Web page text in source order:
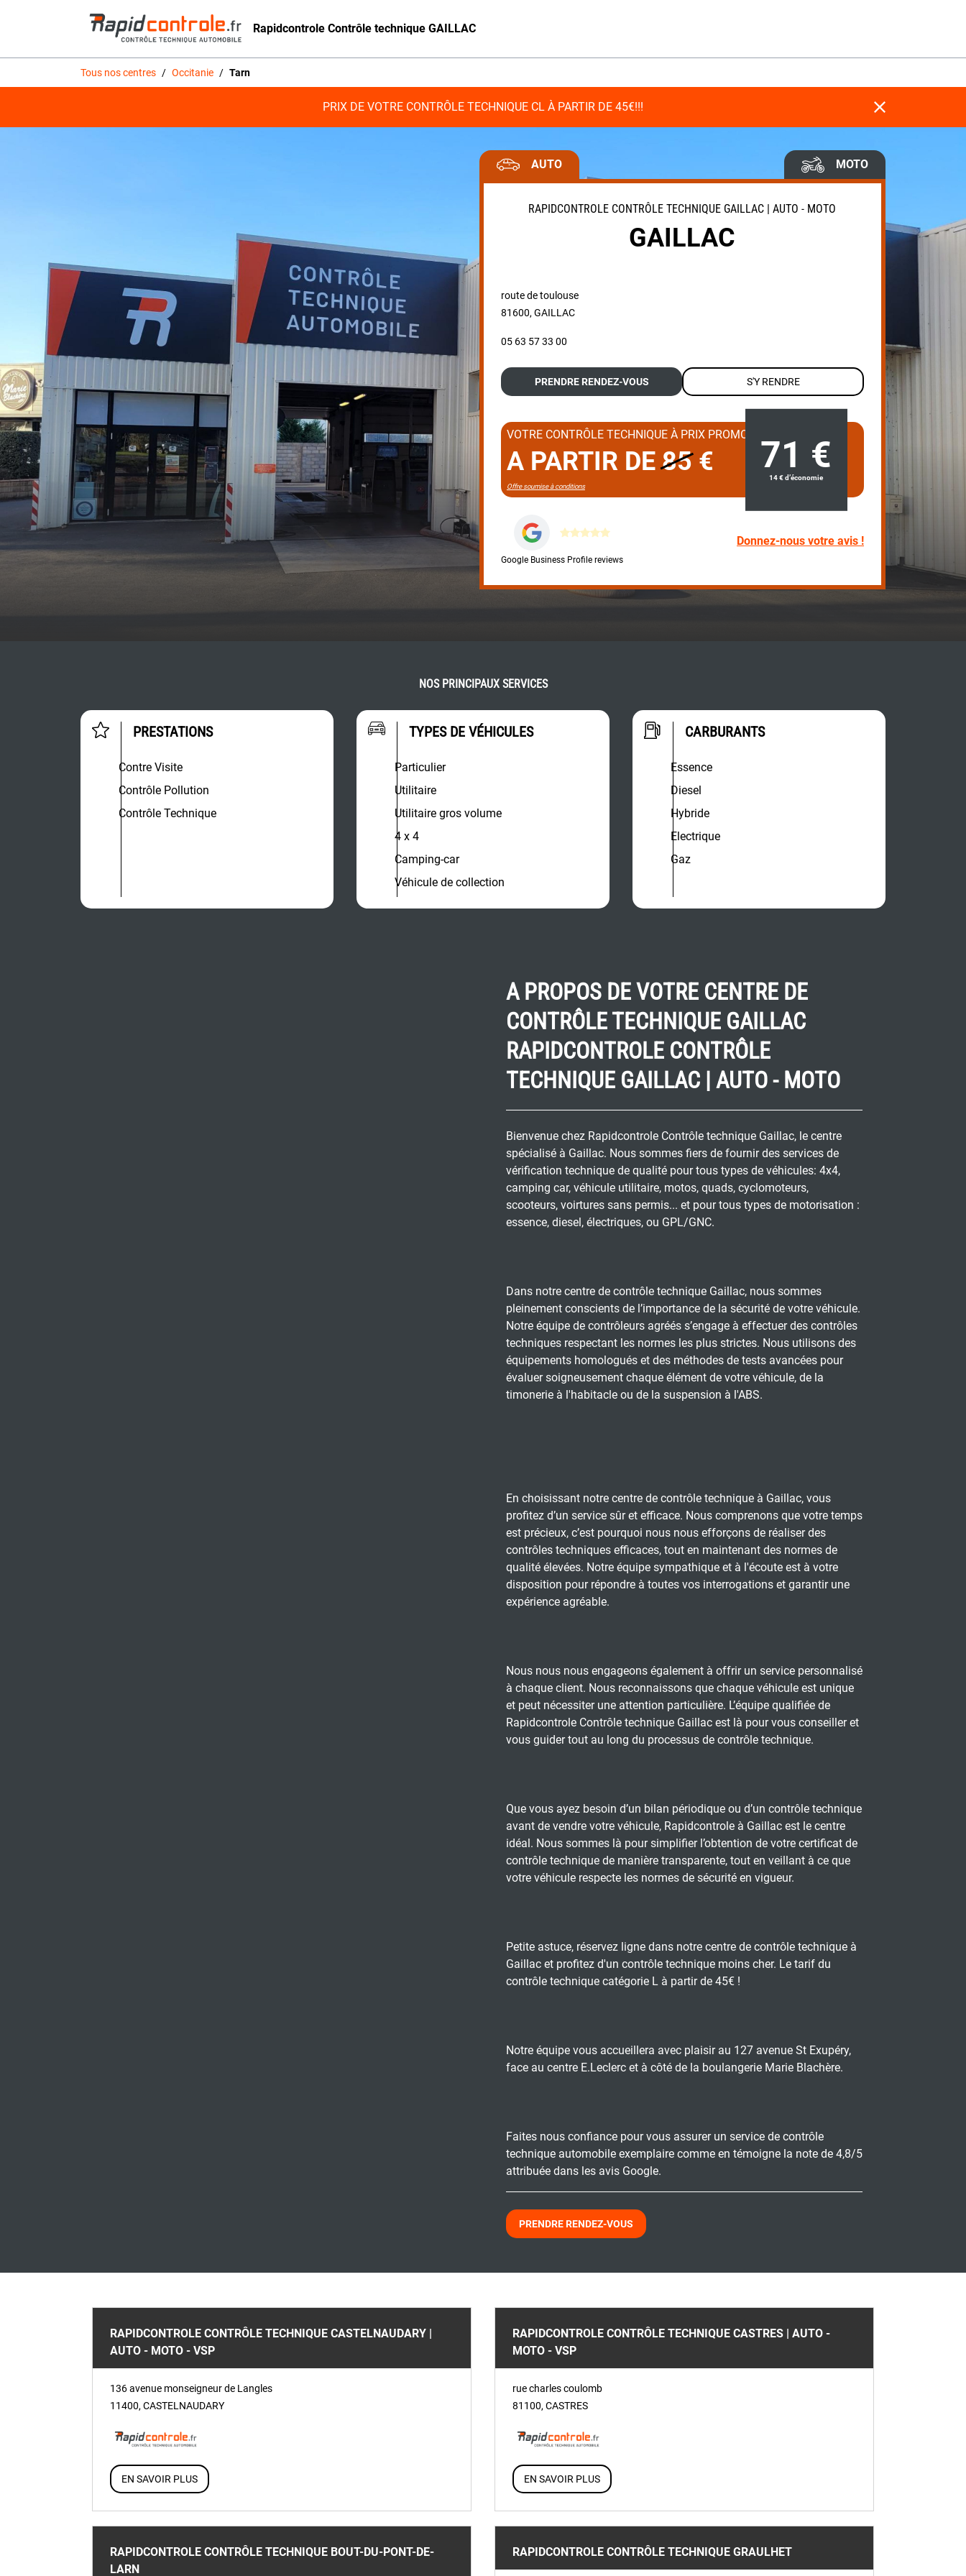
Rapidcontrole Contrôle technique GAILLAC
Tous nos centres / Occitanie / Tarn
PRIX DE VOTRE CONTRÔLE TECHNIQUE CL À PARTIR DE 45€!!!
AUTO MOTO
RAPIDCONTROLE CONTRÔLE TECHNIQUE GAILLAC | AUTO - MOTO
GAILLAC
route de toulouse
81600, GAILLAC
05 63 57 33 00
PRENDRE RENDEZ-VOUS S'Y RENDRE
VOTRE CONTRÔLE TECHNIQUE À PRIX PROMO
A PARTIR DE85€ 71 €
14 € d’économie
Offre soumise à conditions
Google Business Profile reviews
Donnez-nous votre avis !
NOS PRINCIPAUX SERVICES
PRESTATIONS
Contre Visite
Contrôle Pollution
Contrôle Technique
TYPES DE VÉHICULES
Particulier
Utilitaire
Utilitaire gros volume
4 x 4
Camping-car
Véhicule de collection
CARBURANTS
Essence
Diesel
Hybride
Electrique
Gaz
A PROPOS DE VOTRE CENTRE DE
CONTRÔLE TECHNIQUE GAILLAC
RAPIDCONTROLE CONTRÔLE
TECHNIQUE GAILLAC | AUTO - MOTO
Bienvenue chez Rapidcontrole Contrôle technique Gaillac, le centre
spécialisé à Gaillac. Nous sommes fiers de fournir des services de
vérification technique de qualité pour tous types de véhicules: 4x4,
camping car, véhicule utilitaire, motos, quads, cyclomoteurs,
scooteurs, voirtures sans permis... et pour tous types de motorisation :
essence, diesel, électriques, ou GPL/GNC.
Dans notre centre de contrôle technique Gaillac, nous sommes
pleinement conscients de l’importance de la sécurité de votre véhicule.
Notre équipe de contrôleurs agréés s’engage à effectuer des contrôles
techniques respectant les normes les plus strictes. Nous utilisons des
équipements homologués et des méthodes de tests avancées pour
évaluer soigneusement chaque élément de votre véhicule, de la
timonerie à l'habitacle ou de la suspension à l'ABS.
En choisissant notre centre de contrôle technique à Gaillac, vous
profitez d’un service sûr et efficace. Nous comprenons que votre temps
est précieux, c’est pourquoi nous nous efforçons de réaliser des
contrôles techniques efficaces, tout en maintenant des normes de
qualité élevées. Notre équipe sympathique et à l'écoute est à votre
disposition pour répondre à toutes vos interrogations et garantir une
expérience agréable.
Nous nous nous engageons également à offrir un service personnalisé
à chaque client. Nous reconnaissons que chaque véhicule est unique
et peut nécessiter une attention particulière. L’équipe qualifiée de
Rapidcontrole Contrôle technique Gaillac est là pour vous conseiller et
vous guider tout au long du processus de contrôle technique.
Que vous ayez besoin d’un bilan périodique ou d’un contrôle technique
avant de vendre votre véhicule, Rapidcontrole à Gaillac est le centre
idéal. Nous sommes là pour simplifier l’obtention de votre certificat de
contrôle technique de manière transparente, tout en veillant à ce que
votre véhicule respecte les normes de sécurité en vigueur.
Petite astuce, réservez ligne dans notre centre de contrôle technique à
Gaillac et profitez d'un contrôle technique moins cher. Le tarif du
contrôle technique catégorie L à partir de 45€ !
Notre équipe vous accueillera avec plaisir au 127 avenue St Exupéry,
face au centre E.Leclerc et à côté de la boulangerie Marie Blachère.
Faites nous confiance pour vous assurer un service de contrôle
technique automobile exemplaire comme en témoigne la note de 4,8/5
attribuée dans les avis Google.
PRENDRE RENDEZ-VOUS
RAPIDCONTROLE CONTRÔLE TECHNIQUE CASTELNAUDARY |
AUTO - MOTO - VSP
136 avenue monseigneur de Langles
11400, CASTELNAUDARY
EN SAVOIR PLUS
RAPIDCONTROLE CONTRÔLE TECHNIQUE CASTRES | AUTO -
MOTO - VSP
rue charles coulomb
81100, CASTRES
EN SAVOIR PLUS
RAPIDCONTROLE CONTRÔLE TECHNIQUE BOUT-DU-PONT-DE-
LARN
RAPIDCONTROLE CONTRÔLE TECHNIQUE GRAULHET